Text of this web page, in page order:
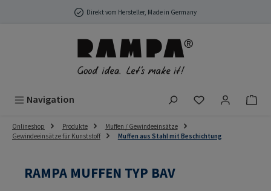
Zum Hauptinhalt springenDirekt vom Hersteller, Made in Germany
Navigation Du hast 0
Onlineshop Produkte
Muffen / Gewindeeinsätze
Gewindeeinsätze für Kunststoff
Muffen aus Stahl mit Beschichtung
RAMPA MUFFEN TYP BAV